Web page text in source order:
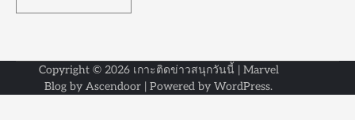
Copyright © 2026 เกาะติดข่าวสนุกวันนี้ | Marvel
Blog by Ascendoor | Powered by WordPress.